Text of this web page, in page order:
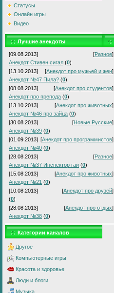
Статусы
Онлайн игры
Видео
Лучшие анекдоты
[09.08.2013] [Разное]
Анекдот Стивен сигал (0)
[13.10.2013]
[Анекдот про мужьей и жен]
Анекдот №47 Пила? (0)
[08.08.2013]
[Анекдот про студентов]
Анекдот про препода (0)
[13.10.2013]
[Анекдот про животных]
Анекдот №46 про зайца (0)
[30.08.2013]
[Новые Русские]
Анекдот №39 (0)
[01.09.2013] [Анекдот про программистов]
Анекдот №40 (0)
[28.08.2013]
[Разное]
Анекдот №37 Инспектор гаи (0)
[15.08.2013]
[Анекдот про животных]
Анекдот №21 (0)
[10.08.2013]
[Анекдот про друзей]
(0)
[28.08.2013]
[Анекдот про отдых]
Анекдот №38 (0)
Категории каналов
Другое
Компьютерные игры
Красота и здоровье
Люди и блоги
Музыка